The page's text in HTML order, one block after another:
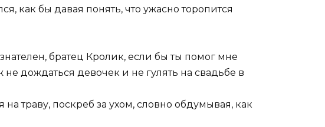
как бы давая понять, что ужасно торопится
братец Кролик, если бы ты помог мне
дождаться девочек и не гулять на свадьбе в
траву, поскреб за ухом, словно обдумывая, как